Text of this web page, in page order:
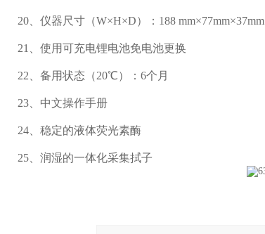
20、仪器尺寸（W×H×D）：188 mm×77mm×37mm
21、使用可充电锂电池免电池更换
22、备用状态（20℃）：6个月
23、中文操作手册
24、稳定的液体荧光素酶
25、润湿的一体化采集拭子